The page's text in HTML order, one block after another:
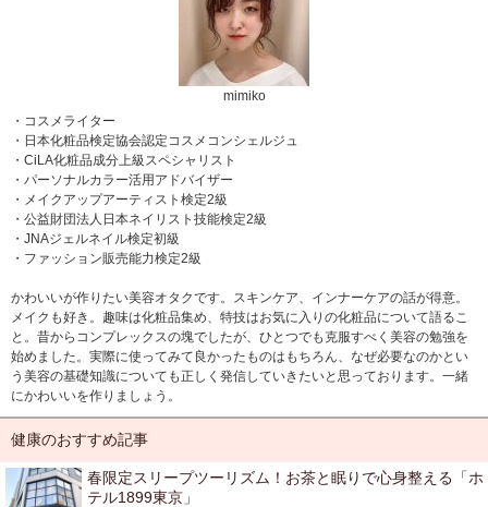
mimiko
・コスメライター
・日本化粧品検定協会認定コスメコンシェルジュ
・CiLA化粧品成分上級スペシャリスト
・パーソナルカラー活用アドバイザー
・メイクアップアーティスト検定2級
・公益財団法人日本ネイリスト技能検定2級
・JNAジェルネイル検定初級
・ファッション販売能力検定2級
かわいいが作りたい美容オタクです。スキンケア、インナーケアの話が得意。
メイクも好き。趣味は化粧品集め、特技はお気に入りの化粧品について語るこ
と。昔からコンプレックスの塊でしたが、ひとつでも克服すべく美容の勉強を
始めました。実際に使ってみて良かったものはもちろん、なぜ必要なのかとい
う美容の基礎知識についても正しく発信していきたいと思っております。一緒
にかわいいを作りましょう。
健康のおすすめ記事
春限定スリープツーリズム！お茶と眠りで心身整える「ホ
テル1899東京」